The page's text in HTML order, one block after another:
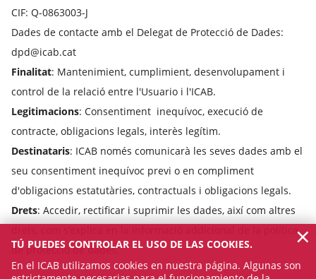
CIF: Q-0863003-J
Dades de contacte amb el Delegat de Protecció de Dades:
dpd@icab.cat
Finalitat: Mantenimient, cumplimient, desenvolupament i
control de la relació entre l'Usuario i l'ICAB.
Legitimacions: Consentiment inequívoc, execució de
contracte, obligacions legals, interès legítim.
Destinataris: ICAB només comunicarà les seves dades amb el
seu consentiment inequívoc previ o en compliment
d'obligacions estatutàries, contractuals i obligacions legals.
Drets: Accedir, rectificar i suprimir les dades, així com altres
drets, com s’explica en la informació addicional de la política
de protecció de dades.
TÚ PUEDES CONTROLAR EL USO DE LAS COOKIES.
En el ICAB utilizamos cookies en nuestra página. Algunas son
×